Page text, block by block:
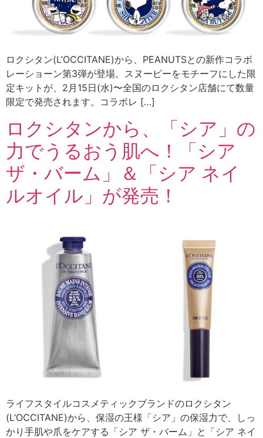
ロクシタン(L’OCCITANE)から、PEANUTSとの新作コラボ
レーショーン第3弾が登場。スヌーピーをモチーフにした限
定キットが、2月15日(水)〜全国のロクシタン店舗にて数量
限定で発売されます。コラボレ […]
ロクシタンから、「シア」の
力でうるおう肌へ！「シア
ザ・バーム」＆「シア ネイ
ルオイル」が発売！
ライフスタイルコスメティックブランドのロクシタン
(L’OCCITANE)から、保湿の王様「シア」の保湿力で、しっ
かり手肌や爪をケアする「シア ザ・バーム」と「シア ネイ